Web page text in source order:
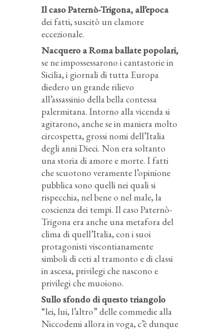
Il caso Paternò-Trigona, all’epoca
dei fatti, suscitò un clamore
eccezionale.
Nacquero a Roma ballate popolari,
se ne impossessarono i cantastorie in
Sicilia, i giornali di tutta Europa
diedero un grande rilievo
all’assassinio della bella contessa
palermitana. Intorno alla vicenda si
agitarono, anche se in maniera molto
circospetta, grossi nomi dell’Italia
degli anni Dieci. Non era soltanto
una storia di amore e morte. I fatti
che scuotono veramente l’opinione
pubblica sono quelli nei quali si
rispecchia, nel bene o nel male, la
coscienza dei tempi. Il caso Paternò-
Trigona era anche una metafora del
clima di quell’Italia, con i suoi
protagonisti viscontianamente
simboli di ceti al tramonto e di classi
in ascesa, privilegi che nascono e
privilegi che muoiono.
Sullo sfondo di questo triangolo
“lei, lui, l’altro” delle commedie alla
Niccodemi allora in voga, c’è dunque